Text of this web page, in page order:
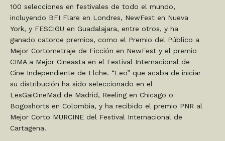
100 selecciones en festivales de todo el mundo,
incluyendo BFI Flare en Londres, NewFest en Nueva
York, y FESCIGU en Guadalajara, entre otros, y ha
ganado catorce premios, como el Premio del Público a
Mejor Cortometraje de Ficción en NewFest y el premio
CIMA a Mejor Cineasta en el Festival Internacional de
Cine Independiente de Elche. “Leo” que acaba de iniciar
su distribución ha sido seleccionado en el
LesGaiCineMad de Madrid, Reeling en Chicago o
Bogoshorts en Colombia, y ha recibido el premio PNR al
Mejor Corto MURCINE del Festival Internacional de
Cartagena.